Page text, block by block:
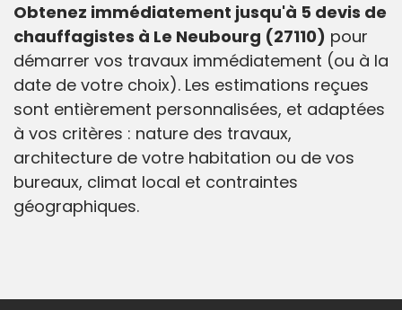
Obtenez immédiatement jusqu'à 5 devis de
chauffagistes à Le Neubourg (27110) pour
démarrer vos travaux immédiatement (ou à la
date de votre choix). Les estimations reçues
sont entièrement personnalisées, et adaptées
à vos critères : nature des travaux,
architecture de votre habitation ou de vos
bureaux, climat local et contraintes
géographiques.